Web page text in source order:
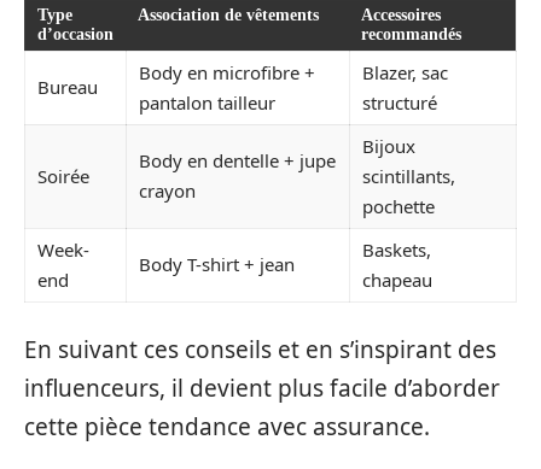
Type
d’occasion
Association de vêtements
Accessoires
recommandés
Bureau
Body en microfibre +
pantalon tailleur
Blazer, sac
structuré
Soirée
Body en dentelle + jupe
crayon
Bijoux
scintillants,
pochette
Week-
end
Body T-shirt + jean
Baskets,
chapeau
En suivant ces conseils et en s’inspirant des
influenceurs, il devient plus facile d’aborder
cette pièce tendance avec assurance.